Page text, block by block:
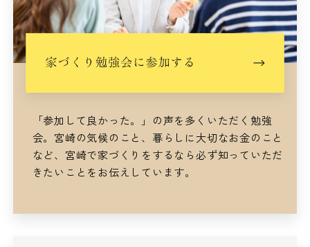
「参加して良かった。」の声を多くいただく勉強
会。 宮崎の気候のこと、暮らしに大切なお金のこと
など、 宮崎で家づくりをするなら必ず知っていただ
きたいことをお伝えしています。